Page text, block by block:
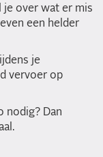
je over wat er mis
een helder
je
vervoer op
nodig? Dan